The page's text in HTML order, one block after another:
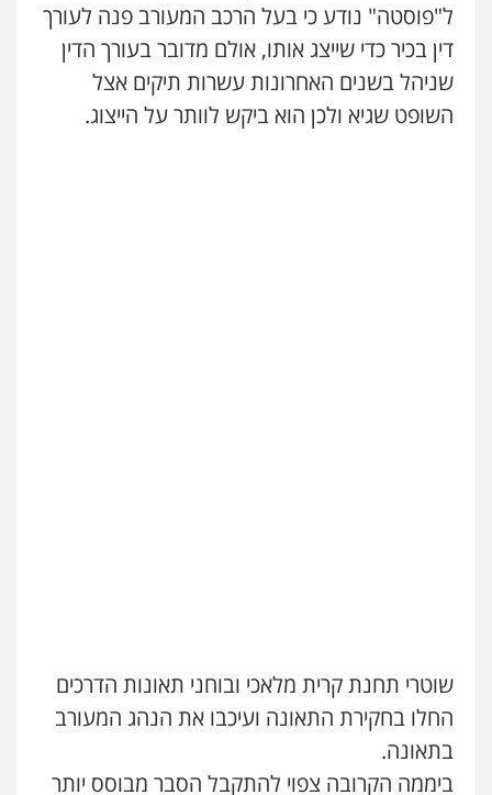
ל"פוסטה" נודע כי בעל הרכב המעורב פנה לעורך
דין בכיר כדי שייצג אותו, אולם מדובר בעורך הדין
שניהל בשנים האחרונות עשרות תיקים אצל
השופט שגיא ולכן הוא ביקש לוותר על הייצוג.
שוטרי תחנת קרית מלאכי ובוחני תאונות הדרכים
החלו בחקירת התאונה ועיכבו את הנהג המעורב
בתאונה.
ביממה הקרובה צפוי להתקבל הסבר מבוסס יותר